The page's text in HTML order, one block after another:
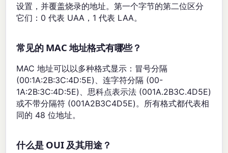
设置，并覆盖烧录的地址。第一个字节的第二位区分
它们：0 代表 UAA，1 代表 LAA。
常见的 MAC 地址格式有哪些？
MAC 地址可以以多种格式显示：冒号分隔
(00:1A:2B:3C:4D:5E)、连字符分隔 (00-
1A:2B:3C:4D:5E)、思科点表示法 (001A.2B3C.4D5E)
或不带分隔符 (001A2B3C4D5E)。所有格式都代表相
同的 48 位地址。
什么是 OUI 及其用途？